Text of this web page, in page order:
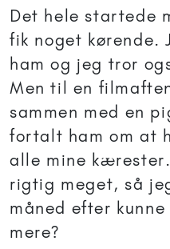
Det hele startede
fik noget kørende.
ham og jeg tror
Men til en
sammen med en
fortalt ham om at
alle mine
rigtig meget, så
måned efter
mere?